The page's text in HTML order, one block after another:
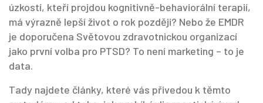
úzkostí, kteří projdou kognitivně-behaviorální terapií,
má výrazně lepší život o rok později? Nebo že EMDR
je doporučena Světovou zdravotnickou organizací
jako první volba pro PTSD? To není marketing – to je
data.
Tady najdete články, které vás přivedou k těmto